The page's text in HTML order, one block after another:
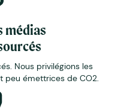
médias
Nous privilégions les
peu émettrices de CO2.